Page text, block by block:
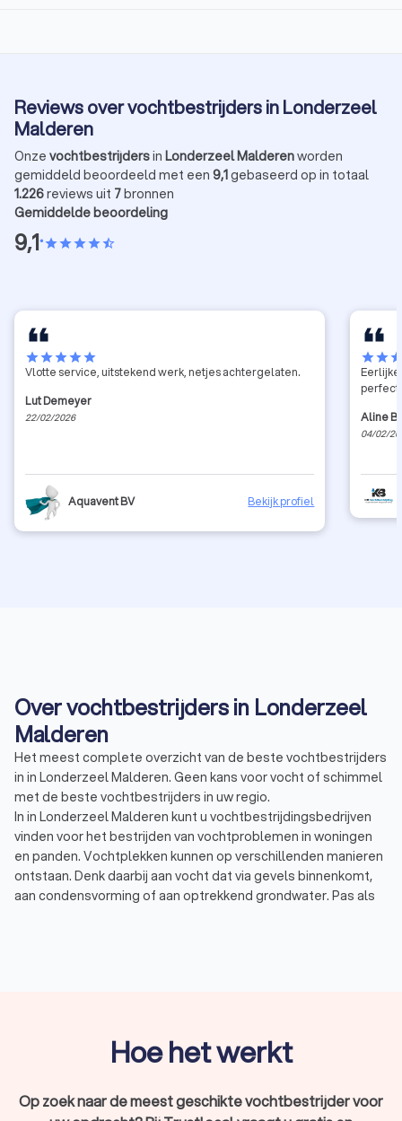
Reviews over vochtbestrijders in Londerzeel
Malderen
Onze vochtbestrijdersin Londerzeel Malderenworden
gemiddeld beoordeeld met een 9,1gebaseerd op in totaal
1.226reviews uit 7bronnen
Gemiddelde beoordeling
9,1•starstarstarstarstar_half
starstarstarstarstar
Vlotte service, uitstekend werk, netjes achtergelaten.
Lut Demeyer
22/02/2026
Aquavent BV Bekijk profiel
starstar
perfect
Aline
04/02/
Over vochtbestrijders in Londerzeel
Malderen
Het meest complete overzicht van de beste vochtbestrijders
in in Londerzeel Malderen. Geen kans voor vocht of schimmel
met de beste vochtbestrijders in uw regio.
In in Londerzeel Malderen kunt u vochtbestrijdingsbedrijven
vinden voor het bestrijden van vochtproblemen in woningen
en panden. Vochtplekken kunnen op verschillenden manieren
ontstaan. Denk daarbij aan vocht dat via gevels binnenkomt,
aan condensvorming of aan optrekkend grondwater. Pas als
poreuze of beschadigde muren. Neerslag kan daardoor
Vocht in kruipruimte of kelder:Vocht in de kruipruimte of
Hoe het werkt
Op zoek naar de meest geschikte vochtbestrijder voor